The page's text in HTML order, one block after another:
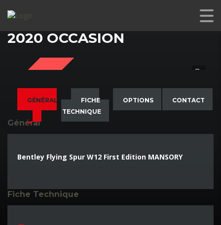
BENTLEY FLYING SPUR W12 FIRST EDITION MANSORY
2020 OCCASION
SOLD
GÉNÉRAL
FICHE
TECHNIQUE
OPTIONS CONTACT
Général
Bentley Flying Spur W12 First Edition MANSORY
Fiche Technique